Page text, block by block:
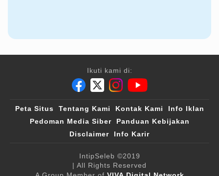
Ikuti kami di:
Peta Situs Tentang Kami Kontak Kami
Info Iklan
Pedoman Media Siber
Panduan Kebijakan
Disclaimer
Info Karir
IntipSeleb ©2019
| All Rights Reserved